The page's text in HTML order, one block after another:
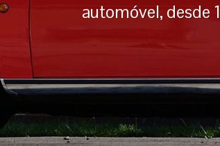
automóvel, desde